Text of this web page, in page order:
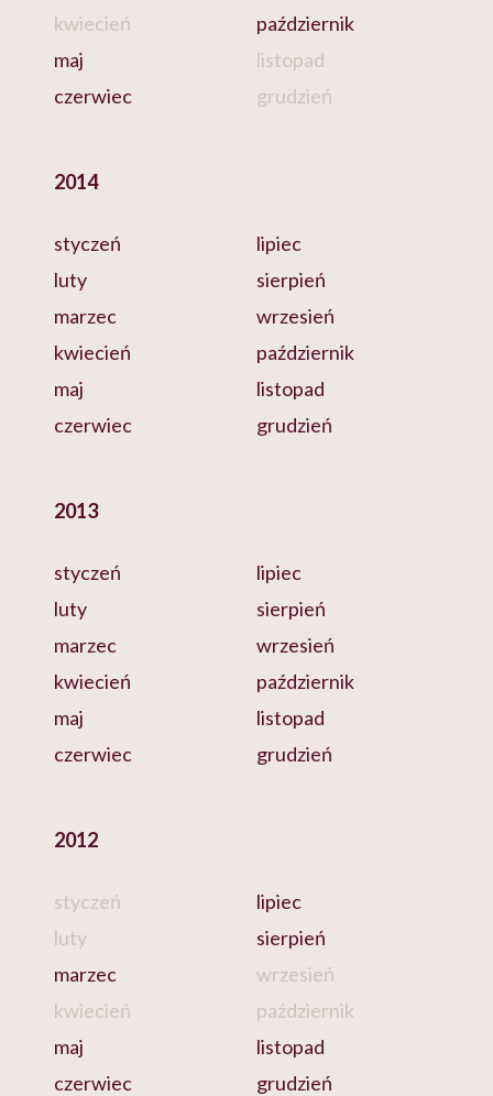
kwiecień
maj
czerwiec
październik
listopad
grudzień
2014
styczeń
luty
marzec
kwiecień
maj
czerwiec
lipiec
sierpień
wrzesień
październik
listopad
grudzień
2013
styczeń
luty
marzec
kwiecień
maj
czerwiec
lipiec
sierpień
wrzesień
październik
listopad
grudzień
2012
styczeń
luty
marzec
kwiecień
maj
czerwiec
lipiec
sierpień
wrzesień
październik
listopad
grudzień